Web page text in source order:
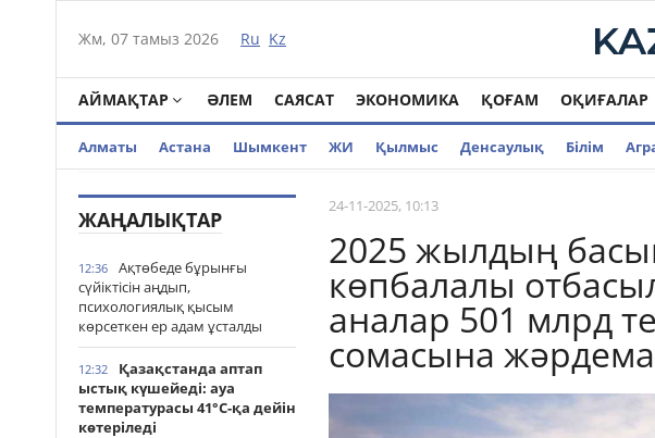
Жм, 07 тамыз 2026 Ru Kz
АЙМАҚТАР ӘЛЕМ САЯСАТ ЭКОНОМИКА ҚОҒАМ ОҚИҒАЛАР
Алматы Астана Шымкент ЖИ Қылмыс Денсаулық Білім
ЖАҢАЛЫҚТАР
12:36
Ақтөбеде бұрынғы
сүйіктісін аңдып,
психологиялық қысым
көрсеткен ер адам ұсталды
12:32
Қазақстанда аптап
ыстық күшейеді: ауа
температурасы 41°С-қа дейін
көтеріледі
24-11-2025, 10:13
2025 жылдың
көпбалалы
аналар 501 млрд
сомасына